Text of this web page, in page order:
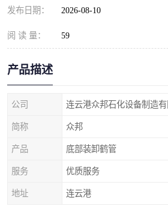
发布日期： 2026-08-10
阅 读 量： 59
产品描述
公司 连云港众邦石化设备制造有
简称 众邦
产品 底部装卸鹤管
服务 优质服务
地址 连云港